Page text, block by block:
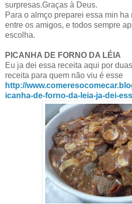
surpresas.Graças à Deus.
Para o almço preparei essa min ha
entre os amigos, e todos sempre
escolha.
PICANHA DE FORNO DA LÉIA
Eu ja dei essa receita aqui por
receita para quem não viu é esse
http://
icanha-de-forno-da-leia-ja-dei-